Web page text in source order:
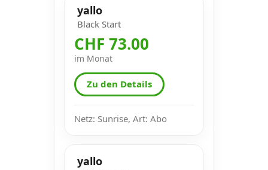
yallo
Black Start
CHF 73.00
im Monat
Zu den Details
Netz: Sunrise, Art: Abo
yallo